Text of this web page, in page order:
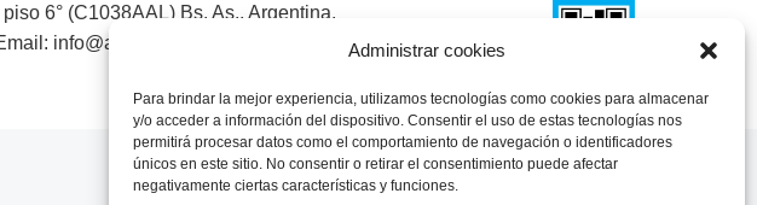
Administrar cookies
Para brindar la mejor experiencia, utilizamos tecnologías como cookies para almacenar
y/o acceder a información del dispositivo. Consentir el uso de estas tecnologías nos
permitirá procesar datos como el comportamiento de navegación o identificadores
únicos en este sitio. No consentir o retirar el consentimiento puede afectar
negativamente ciertas características y funciones.
6° (C1038AAL) Bs. As., Argentina.
info@adebaargentina.com.ar